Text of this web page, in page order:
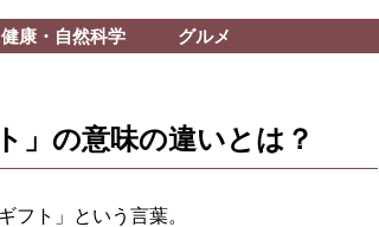
コ
ン
ス
キ
健康・自然科学 グルメ
」の意味の違いとは？
フト」という言葉。